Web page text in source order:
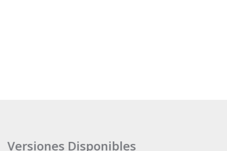
Versiones Disponibles